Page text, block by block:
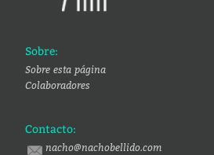
Sobre:
Sobre esta página
Colaboradores
Contacto:
nacho@nachobellido.com